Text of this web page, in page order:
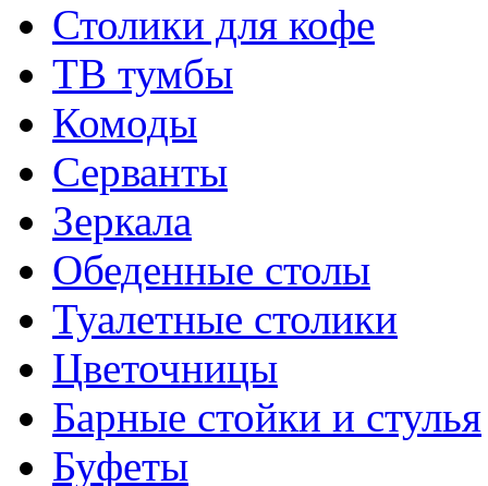
Столики для кофе
ТВ тумбы
Комоды
Серванты
Зеркала
Обеденные столы
Туалетные столики
Цветочницы
Барные стойки и стулья
Буфеты